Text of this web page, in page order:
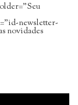
newsletter-
novidades